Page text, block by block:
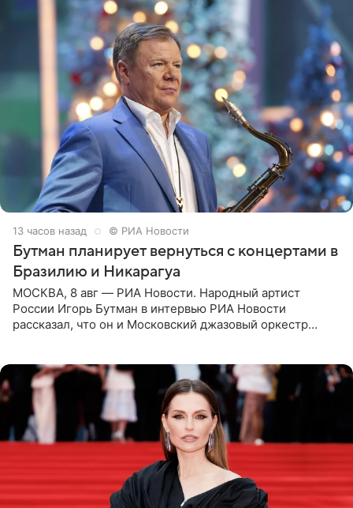
13 часов назад © РИА Новости
Бутман планирует вернуться с концертами в
Бразилию и Никарагуа
МОСКВА, 8 авг — РИА Новости. Народный артист
России Игорь Бутман в интервью РИА Новости
рассказал, что он и Московский джазовый оркестр